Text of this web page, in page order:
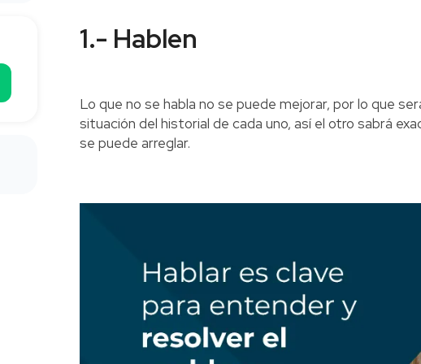
1.- Hablen
Lo que no se habla no se puede mejorar, por lo que
situación del historial de cada uno, así el otro sabrá
se puede arreglar.